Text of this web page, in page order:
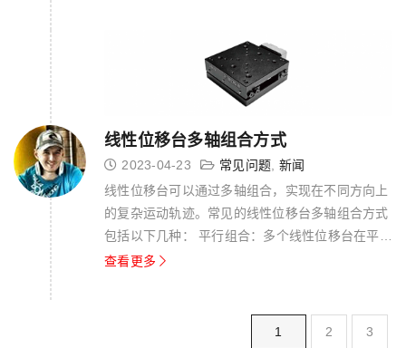
到腐蚀性气体、液体或化学物质，这就...
线性位移台多轴组合方式
2023-04-23 常见问题, 新闻
线性位移台可以通过多轴组合，实现在不同方向上
的复杂运动轨迹。常见的线性位移台多轴组合方式
包括以下几种： 平行组合：多个线性位移台在平行
方向上组合，可以实现在不同位置同时进行平行的
方向上的多轴平移运动。 垂直组合...
查看更多
1 (current)
2 3